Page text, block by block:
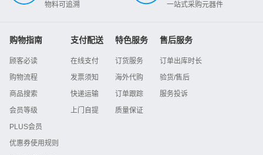
物料可追溯
一站式采购元器件
购物指南
顾客必读
购物流程
商品搜索
会员等级
PLUS会员
优惠券使用规则
支付配送
在线支付
发票须知
快递运输
上门自提
特色服务
订货服务
海外代购
订单跟踪
质量保证
售后服务
订单出库时长
验货/售后
服务投诉